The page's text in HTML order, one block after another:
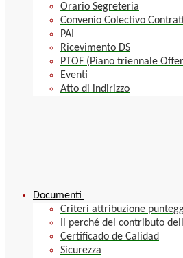
Orario Segreteria
Convenio Colectivo
PAI
Ricevimento DS
PTOF (Piano triennale
Eventi
Atto di indirizzo
Documenti
Criteri attribuzione
Il perché del contributo
Certificado de Calidad
Sicurezza